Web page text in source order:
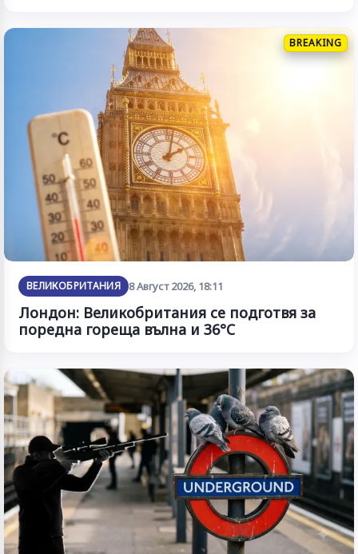
BREAKING
ВЕЛИКОБРИТАНИЯ 8 Август 2026, 18:11
Лондон: Великобритания се подготвя за
поредна гореща вълна и 36°C